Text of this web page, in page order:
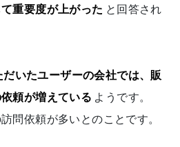
重要度が上がった と回答され
いたユーザーの会社では、販
頼が増えている ようです。
問依頼が多いとのことです。